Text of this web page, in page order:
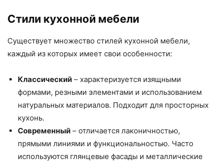
Стили кухонной мебели
Существует множество стилей кухонной мебели,
каждый из которых имеет свои особенности:
Классический – характеризуется изящными
формами, резными элементами и использованием
натуральных материалов. Подходит для просторных
кухонь.
Современный – отличается лаконичностью,
прямыми линиями и функциональностью. Часто
используются глянцевые фасады и металлические